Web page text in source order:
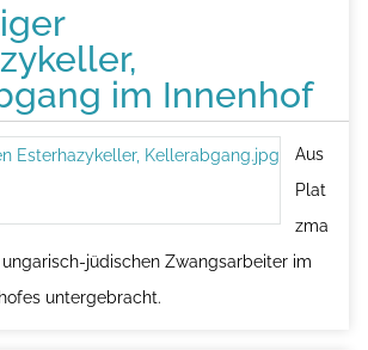
im Innenhof
Aus
Plat
zma
jüdischen Zwangsarbeiter im
untergebracht.